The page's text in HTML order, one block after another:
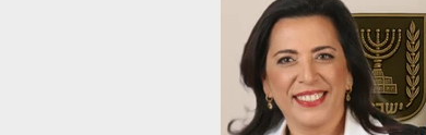
דין מנומק קבע השופט כי
המרפאה התרשלה באבחון דלקת
התוספתן של המטופלת, וחייב את
הרשת לשלם לה כ־736 אלף
שקל, הכוללים פיצוי, הוצאות